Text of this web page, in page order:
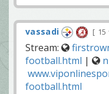
vassadi 15
Stream:
football.html |
football.html